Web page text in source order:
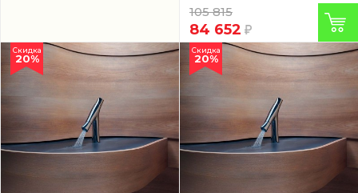
105 815
84 652
Скидка
20%
Скидка
20%